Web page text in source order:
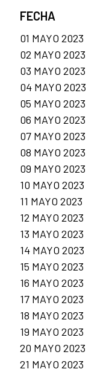
FECHA
01 MAYO 2023
02 MAYO 2023
03 MAYO 2023
04 MAYO 2023
05 MAYO 2023
06 MAYO 2023
07 MAYO 2023
08 MAYO 2023
09 MAYO 2023
10 MAYO 2023
11 MAYO 2023
12 MAYO 2023
13 MAYO 2023
14 MAYO 2023
15 MAYO 2023
16 MAYO 2023
17 MAYO 2023
18 MAYO 2023
19 MAYO 2023
20 MAYO 2023
21 MAYO 2023